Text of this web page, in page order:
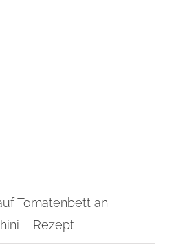
Tomatenbett an
– Rezept